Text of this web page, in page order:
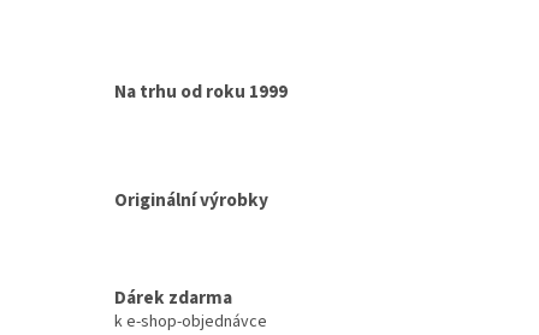
Na trhu od roku 1999
Originální výrobky
Dárek zdarma
k e-shop-objednávce